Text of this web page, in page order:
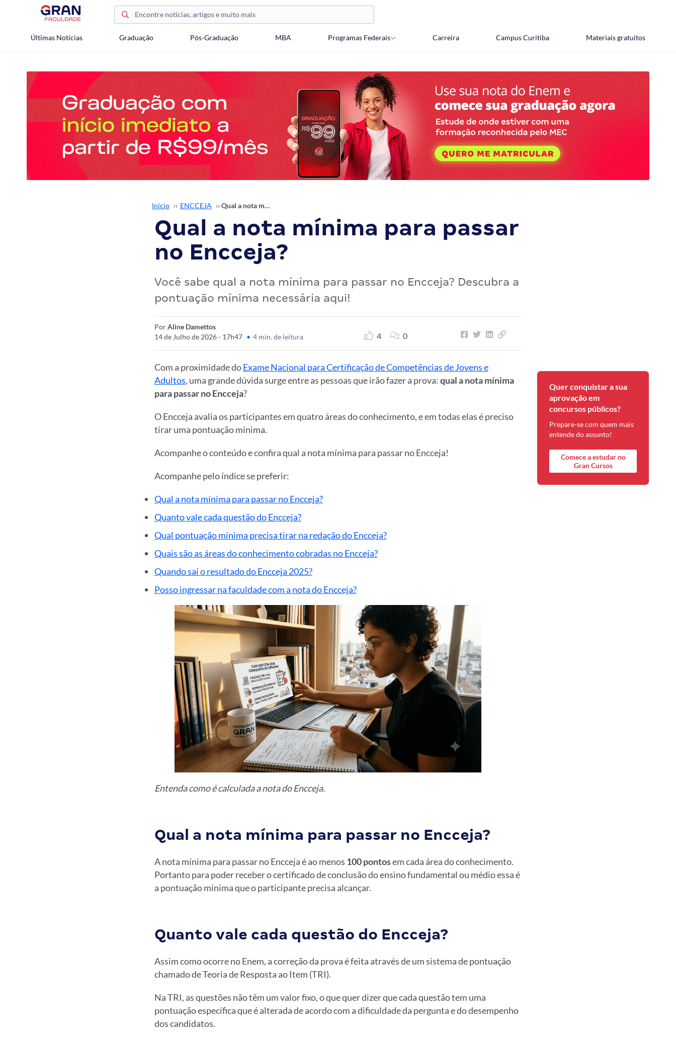
Últimas Notícias Graduação Pós-Graduação MBA Programas Federais Carreira Campus Curitiba Materiais gratuitos
Início ›› ENCCEJA ›› Qual a nota mínima para passar no Encceja?
Qual a nota mínima para passar
no Encceja?
Você sabe qual a nota mínima para passar no Encceja? Descubra a
pontuação mínima necessária aqui!
PorAline Damettos
14 de Julho de 2026 - 17h47 • 4 min. de leitura 4 0
Com a proximidade doExame Nacional para Certificação de Competências de Jovens e
Adultos, uma grande dúvida surge entre as pessoas que irão fazer a prova:qual a nota mínima
para passar no Encceja?
O Encceja avalia os participantes em quatro áreas do conhecimento, e em todas elas é preciso
tirar uma pontuação mínima.
Acompanhe o conteúdo e confira qual a nota mínima para passar no Encceja!
Acompanhe pelo índice se preferir:
Qual a nota mínima para passar no Encceja?
Quanto vale cada questão do Encceja?
Qual pontuação mínima precisa tirar na redação do Encceja?
Quais são as áreas do conhecimento cobradas no Encceja?
Quando sai o resultado do Encceja 2025?
Posso ingressar na faculdade com a nota do Encceja?
Entenda como é calculada a nota do Encceja.
Qual a nota mínima para passar no Encceja?
A nota mínima para passar no Encceja é ao menos 100 pontosem cada área do conhecimento.
Portanto para poder receber o certificado de conclusão do ensino fundamental ou médio essa é
a pontuação mínima que o participante precisa alcançar.
Quanto vale cada questão do Encceja?
Assim como ocorre no Enem, a correção da prova é feita através de um sistema de pontuação
chamado de Teoria de Resposta ao Item (TRI).
Na TRI, as questões não têm um valor fixo, o que quer dizer que cada questão tem uma
pontuação específica que é alterada de acordo com a dificuldade da pergunta e do desempenho
dos candidatos.
Quer conquistar a sua
aprovação em
concursos públicos?
Prepare-se com quem mais
entende do assunto!
Comece a estudar no
Gran Cursos